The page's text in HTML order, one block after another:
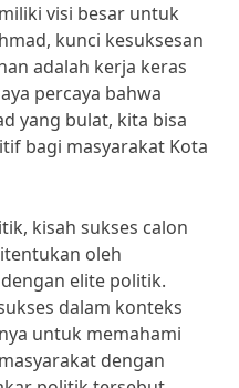
visi besar untuk
kunci kesuksesan
adalah kerja keras
percaya bahwa
yang bulat, kita bisa
bagi masyarakat Kota
kisah sukses calon
oleh
elite politik.
dalam konteks
untuk memahami
dengan